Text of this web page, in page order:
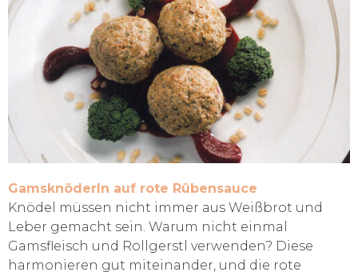
Gamsknöderln auf rote Rübensauce
Knödel müssen nicht immer aus Weißbrot und
Leber gemacht sein. Warum nicht einmal
Gamsfleisch und Rollgerstl verwenden? Diese
harmonieren gut miteinander, und die rote